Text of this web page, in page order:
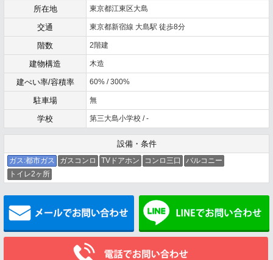
所在地 東京都江東区大島
交通 東京都新宿線 大島駅 徒歩8分
階数 2階建
建物構造 木造
建ぺい率/容積率 60% / 300%
駐車場 無
学校 第三大島小学校 / -
設備・条件
ガス:都市ガス ガスコンロ TVドアホン コンロ三口
バルコニー
トイレ2ヶ所
メールでお問い合わせ